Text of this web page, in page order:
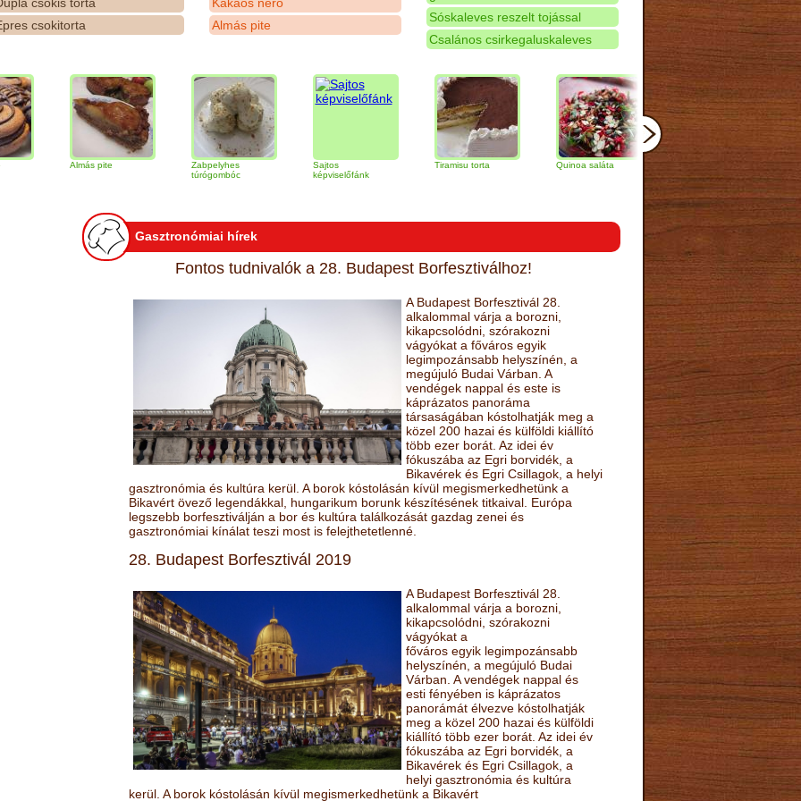
csokitorta
Almás pite
Sóskaleves reszelt tojással
Csalános csirkegaluskaleves
Zabpelyhes
túrógombóc
képviselőfánk
Tiramisu torta Quinoa saláta Mandulás kifli
narancs
Gasztronómiai hírek
Fontos tudnivalók a 28. Budapest Borfesztiválhoz!
A Budapest Borfesztivál 28.
alkalommal várja a borozni,
kikapcsolódni, szórakozni
vágyókat a főváros egyik
legimpozánsabb helyszínén, a
megújuló Budai Várban. A
vendégek nappal és este is
káprázatos panoráma
társaságában kóstolhatják meg a
közel 200 hazai és külföldi kiállító
több ezer borát. Az idei év
fókuszába az Egri borvidék, a
Bikavérek és Egri Csillagok, a helyi
gasztronómia és kultúra kerül. A borok kóstolásán kívül megismerkedhetünk a
Bikavért övező legendákkal, hungarikum borunk készítésének titkaival. Európa
legszebb borfesztiválján a bor és kultúra találkozását gazdag zenei és
gasztronómiai kínálat teszi most is felejthetetlenné.
28. Budapest Borfesztivál 2019
A Budapest Borfesztivál 28.
alkalommal várja a borozni,
kikapcsolódni, szórakozni
vágyókat a
főváros egyik legimpozánsabb
helyszínén, a megújuló Budai
Várban. A vendégek nappal és
esti fényében is káprázatos
panorámát élvezve kóstolhatják
meg a közel 200 hazai és külföldi
kiállító több ezer borát. Az idei év
fókuszába az Egri borvidék, a
Bikavérek és Egri Csillagok, a
helyi gasztronómia és kultúra
kerül. A borok kóstolásán kívül megismerkedhetünk a Bikavért